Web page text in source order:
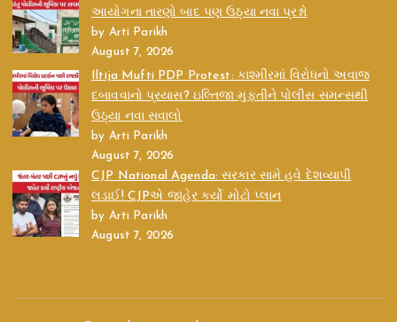
આયોગના તારણો બાદ પણ ઉઠ્યા નવા પ્રશ્નો
by Arti Parikh
August 7, 2026
Iltija Mufti PDP Protest: કાશ્મીરમાં વિરોધનો અવાજ
દબાવવાનો પ્રયાસ? ઇલ્તિજા મુફ્તીને પોલીસ સમન્સથી
ઉઠ્યા નવા સવાલો
by Arti Parikh
August 7, 2026
CJP National Agenda: સરકાર સામે હવે દેશવ્યાપી
લડાઈ! CJPએ જાહેર કર્યો મોટો પ્લાન
by Arti Parikh
August 7, 2026